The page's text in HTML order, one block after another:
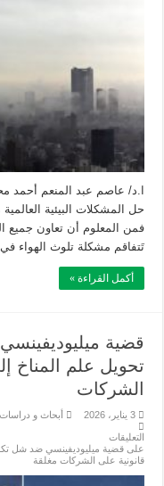
ا.د/ عاصم عبد المنعم أحمد
حل المشكلات البيئية
فمن المعلوم أن تعاون جميع
تَتفاقم مشكلة تلوث الهواء في
أكمل القراءة »
قضية
تحويل علم المناخ
الشركات
3 يناير، 2026 أبحاث و دراسات
التعليقات
على قضية ميليوديفينسي ضد شل
قانونية على الشركات مغلقة